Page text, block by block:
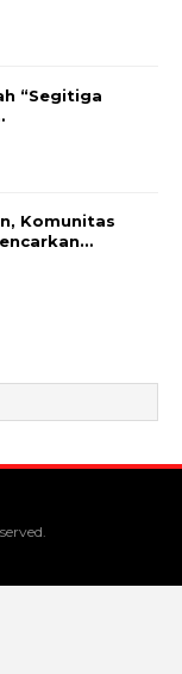
“Segitiga
Komunitas